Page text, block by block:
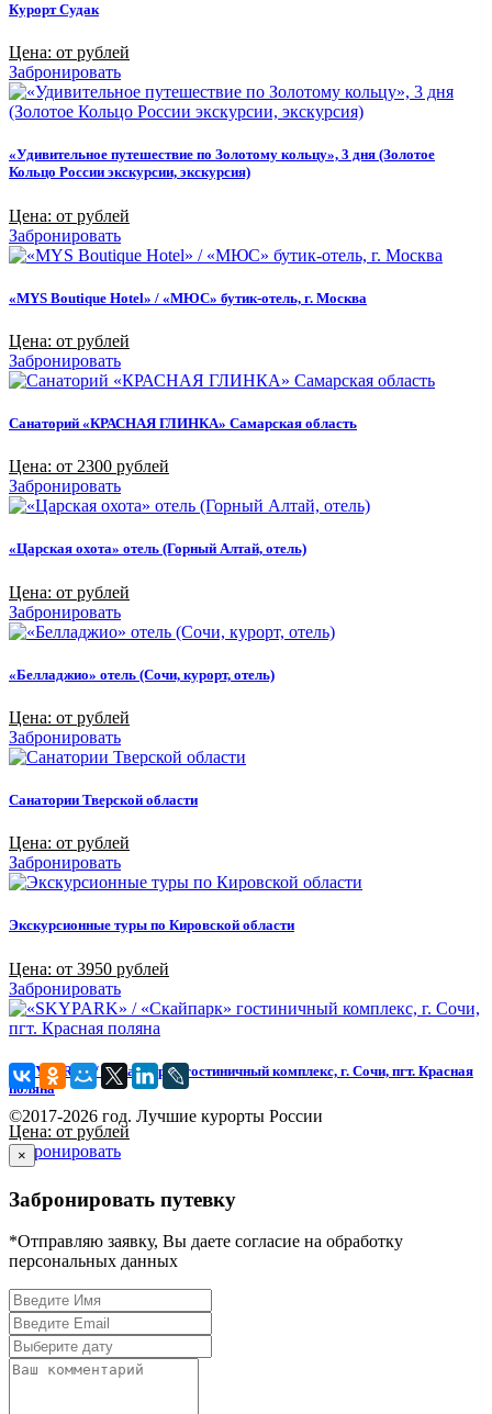
Курорт Судак
Цена: от рублей
Забронировать
«Удивительное путешествие по Золотому кольцу», 3 дня (Золотое
Кольцо России экскурсии, экскурсия)
Цена: от рублей
Забронировать
«MYS Boutique Hotel» / «МЮС» бутик-отель, г. Москва
Цена: от рублей
Забронировать
Санаторий «КРАСНАЯ ГЛИНКА» Самарская область
Цена: от 2300 рублей
Забронировать
«Царская охота» отель (Горный Алтай, отель)
Цена: от рублей
Забронировать
«Белладжио» отель (Сочи, курорт, отель)
Цена: от рублей
Забронировать
Санатории Тверской области
Цена: от рублей
Забронировать
Экскурсионные туры по Кировской области
Цена: от 3950 рублей
Забронировать
«SKYPARK» / «Скайпарк» гостиничный комплекс, г. Сочи, пгт. Красная
поляна
Цена: от рублей
Забронировать
©2017-2026 год. Лучшие курорты России
×
Забронировать путевку
*Отправляю заявку, Вы даете согласие на обработку
персональных данных